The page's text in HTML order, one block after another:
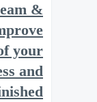
&
your
and